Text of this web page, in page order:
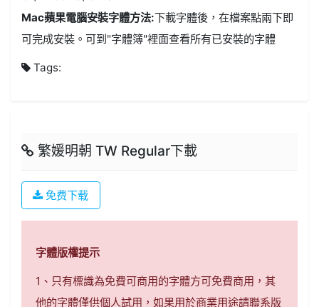
Mac蘋果電腦安裝字體方法:下載字體後，在檔案點兩下即
可完成安裝。可到"字體簿"裡面查看所有已安裝的字體
Tags:
繁媛明朝 TW Regular下載
免费下载
字體版權提示
1、只有標識為免費可商用的字體方可免費商用，其
他的字體僅供個人試用，如果用於商業用途請聯系版